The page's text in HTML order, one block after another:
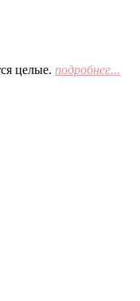
целые. подробнее...